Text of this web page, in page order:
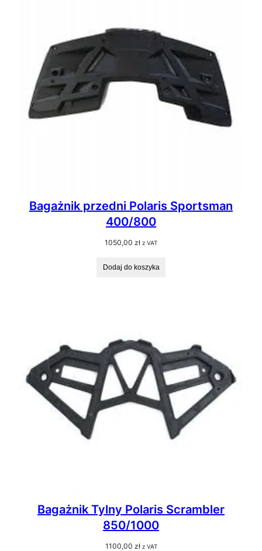
Bagażnik przedni Polaris Sportsman
400/800
1050,00 zł z VAT
Dodaj do koszyka
Bagażnik Tylny Polaris Scrambler
850/1000
1100,00 zł z VAT